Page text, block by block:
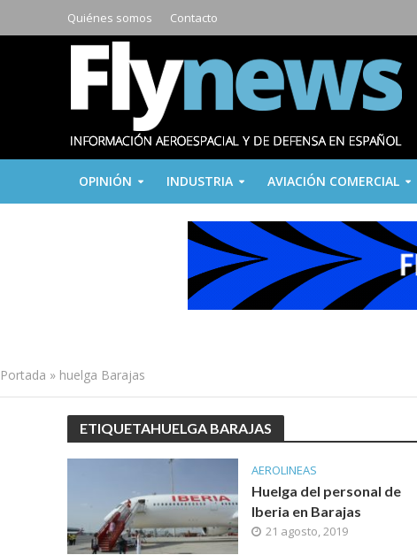
Quiénes somos Contacto
OPINIÓN INDUSTRIA AVIACIÓN COMERCIAL
Portada » huelga Barajas
ETIQUETAHUELGA BARAJAS
AEROLINEAS
Huelga del personal de
Iberia en Barajas
21 agosto, 2019